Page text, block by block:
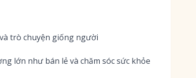
trò chuyện giống người
lớn như bán lẻ và chăm sóc sức khỏe